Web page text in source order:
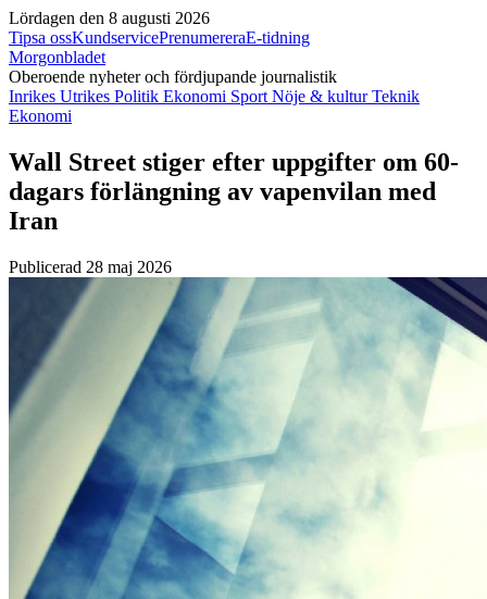
Lördagen den 8 augusti 2026
Tipsa ossKundservicePrenumereraE-tidning
Morgonbladet
Oberoende nyheter och fördjupande journalistik
Inrikes Utrikes Politik Ekonomi Sport Nöje & kulturTeknik
Ekonomi
Wall Street stiger efter uppgifter om 60-
dagars förlängning av vapenvilan med
Iran
Publicerad 28 maj 2026